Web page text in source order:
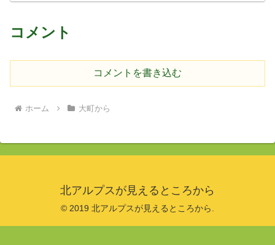
コメント
コメントを書き込む
ホーム 大町から
北アルプスが見えるところから
© 2019 北アルプスが見えるところから.